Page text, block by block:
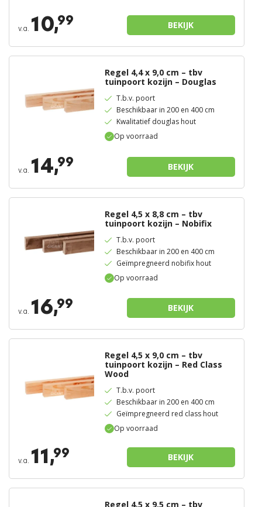
v.a. 10,99 BEKIJK
Op voorraad
Regel 4,4 x 9,0 cm – tbv
tuinpoort kozijn – Douglas
T.b.v. poort
Beschikbaar in 200 en 400 cm
Kwalitatief douglas hout
v.a. 14,99 BEKIJK
Op voorraad
Regel 4,5 x 8,8 cm – tbv
tuinpoort kozijn – Nobifix
T.b.v. poort
Beschikbaar in 200 en 400 cm
Geïmpregneerd nobifix hout
v.a. 16,99 BEKIJK
Op voorraad
Regel 4,5 x 9,0 cm – tbv
tuinpoort kozijn – Red Class
Wood
T.b.v. poort
Beschikbaar in 200 en 400 cm
Geïmpregneerd red class hout
v.a. 11,99 BEKIJK
Regel 4,5 x 9,5 cm – tbv